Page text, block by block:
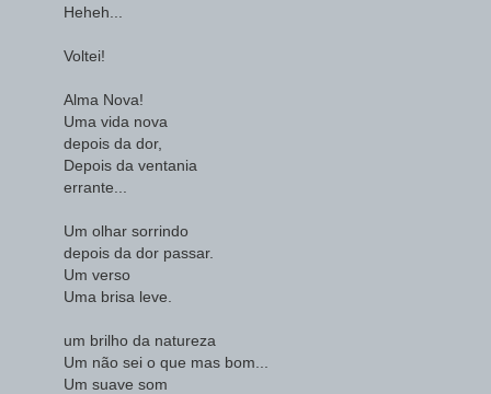
Heheh...
Voltei!
Alma Nova!
Uma vida nova
depois da dor,
Depois da ventania
errante...
Um olhar sorrindo
depois da dor passar.
Um verso
Uma brisa leve.
um brilho da natureza
Um não sei o que mas bom...
Um suave som